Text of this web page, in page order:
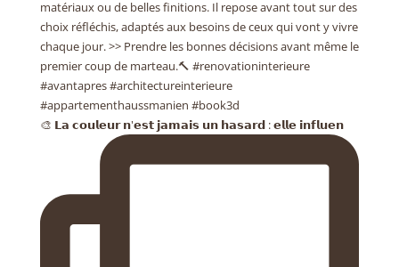
🎨 𝗟𝗮 𝗰𝗼𝘂𝗹𝗲𝘂𝗿 𝗻'𝗲𝘀𝘁 𝗷𝗮𝗺𝗮𝗶𝘀 𝘂𝗻 𝗵𝗮𝘀𝗮𝗿𝗱 : 𝗲𝗹𝗹𝗲 𝗶𝗻𝗳𝗹𝘂𝗲𝗻